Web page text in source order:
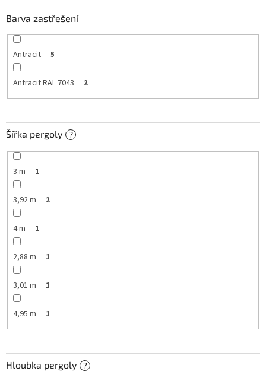
Barva zastřešení
Antracit 5
Antracit RAL 7043 2
Šířka pergoly ?
3 m 1
3,92 m 2
4 m 1
2,88 m 1
3,01 m 1
4,95 m 1
Hloubka pergoly ?